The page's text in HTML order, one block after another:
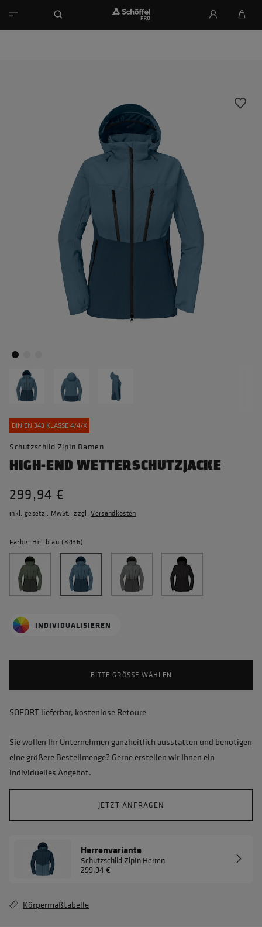
DIN EN 343 KLASSE 4/4/X
Schutzschild ZipIn Damen
HIGH-END WETTERSCHUTZJACKE
299,94 €
inkl. gesetzl. MwSt., zzgl.Versandkosten
Farbe: Hellblau (8436)
INDIVIDUALISIEREN
BITTE GRÖSSE WÄHLEN
SOFORT lieferbar, kostenlose Retoure
Sie wollen Ihr Unternehmen ganzheitlich ausstatten und benötigen
eine größere Bestellmenge? Gerne erstellen wir Ihnen ein
individuelles Angebot.
JETZT ANFRAGEN
Herrenvariante
Schutzschild ZipIn Herren
299,94 €
Körpermaßtabelle